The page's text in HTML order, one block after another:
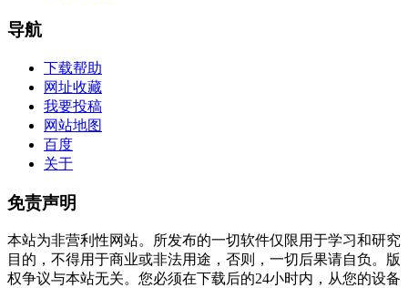
导航
下载帮助
网址收藏
我要投稿
网站地图
百度
关于
免责声明
本站为非营利性网站。所发布的一切软件仅限用于学习和研究
目的，不得用于商业或非法用途，否则，一切后果请自负。版
权争议与本站无关。您必须在下载后的24小时内，从您的设备